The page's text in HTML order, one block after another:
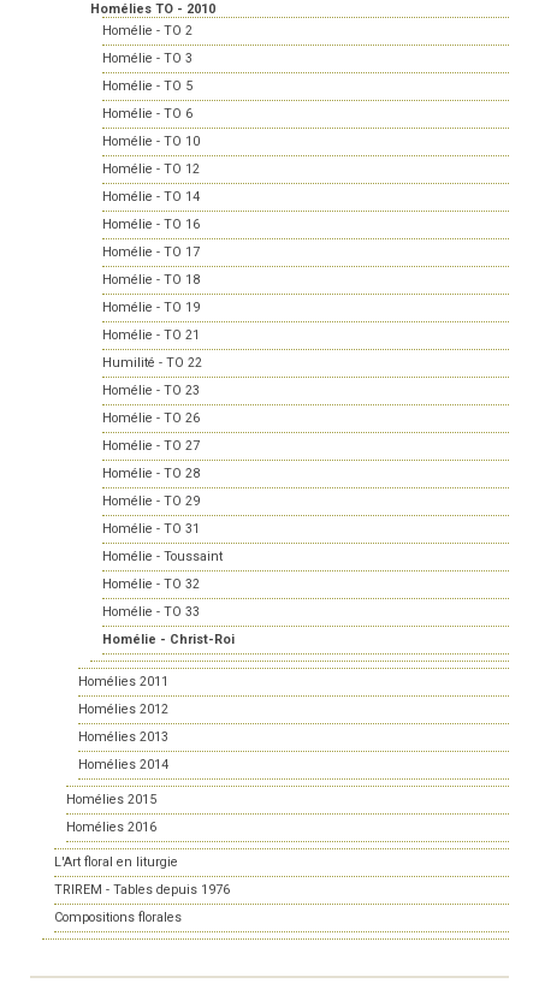
Homélies TO - 2010
Homélie - TO 2
Homélie - TO 3
Homélie - TO 5
Homélie - TO 6
Homélie - TO 10
Homélie - TO 12
Homélie - TO 14
Homélie - TO 16
Homélie - TO 17
Homélie - TO 18
Homélie - TO 19
Homélie - TO 21
Humilité - TO 22
Homélie - TO 23
Homélie - TO 26
Homélie - TO 27
Homélie - TO 28
Homélie - TO 29
Homélie - TO 31
Homélie - Toussaint
Homélie - TO 32
Homélie - TO 33
Homélie - Christ-Roi
Homélies 2011
Homélies 2012
Homélies 2013
Homélies 2014
Homélies 2015
Homélies 2016
L'Art floral en liturgie
TRIREM - Tables depuis 1976
Compositions florales